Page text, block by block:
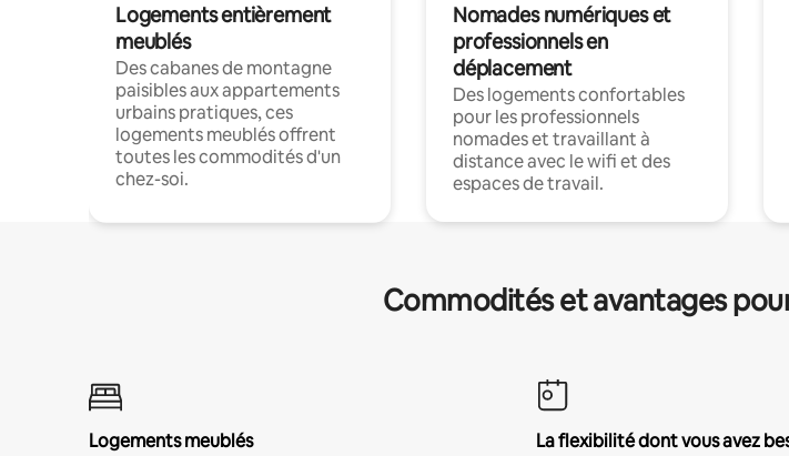
Logements entièrement
meublés
Des cabanes de montagne
paisibles aux appartements
urbains pratiques, ces
logements meublés offrent
toutes les commodités d'un
chez-soi.
Nomades numériques et
professionnels en
déplacement
Des logements confortables
pour les professionnels
nomades et travaillant à
distance avec le wifi et des
espaces de travail.
Commodités et avantages
Logements meublés
La flexibilité dont vous avez